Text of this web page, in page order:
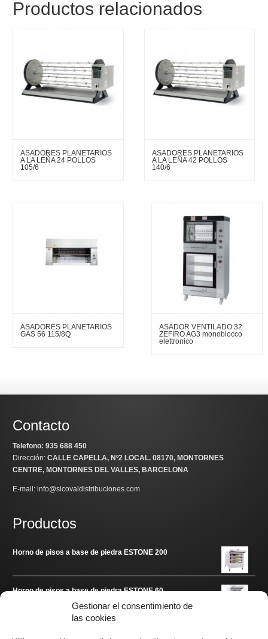
Gestionar el consentimiento de
las cookies
Productos relacionados
ASADORES PLANETARIOS
A LA LEÑA 24 POLLOS
105/6
ASADORES PLANETARIOS
A LA LEÑA 42 POLLOS
140/6
ASADORES PLANETARIOS
GAS 56 115/8Q
ASADOR VENTILADO 32
ZEFIRO AG3 monoblocco
elettronico
Contacto
Telefono: 935 688 450
Dirección:CALLE CAPELLA, Nº2 LOCAL. 08170, MONTORNES
CENTRE, MONTORNES DEL VALLES, BARCELONA
E-mail: info@sicovaldistribuciones.com
Productos
Horno de pisos a base de piedra ESTONE 200
Horno de pisos a base de piedra ESTONE 60